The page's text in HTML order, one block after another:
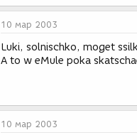
10 мар 2003
Luki, solnischko, moget
A to w eMule poka
10 мар 2003